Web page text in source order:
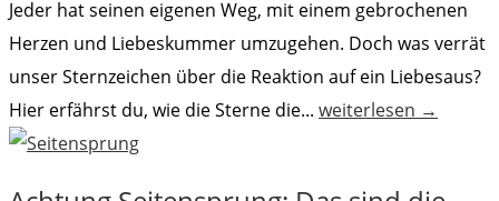
Jeder hat seinen eigenen Weg, mit einem gebrochenen
Herzen und Liebeskummer umzugehen. Doch was verrät
unser Sternzeichen über die Reaktion auf ein Liebesaus?
Hier erfährst du, wie die Sterne die... weiterlesen →